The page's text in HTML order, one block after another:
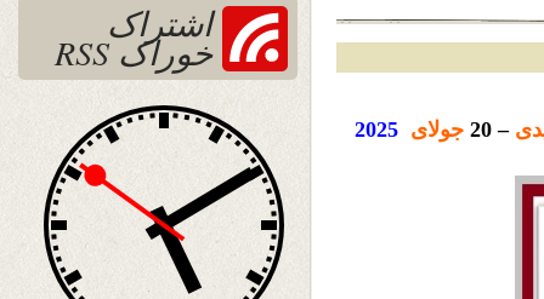
– 20 جولای 2025
اشتراک
خوراک RSS